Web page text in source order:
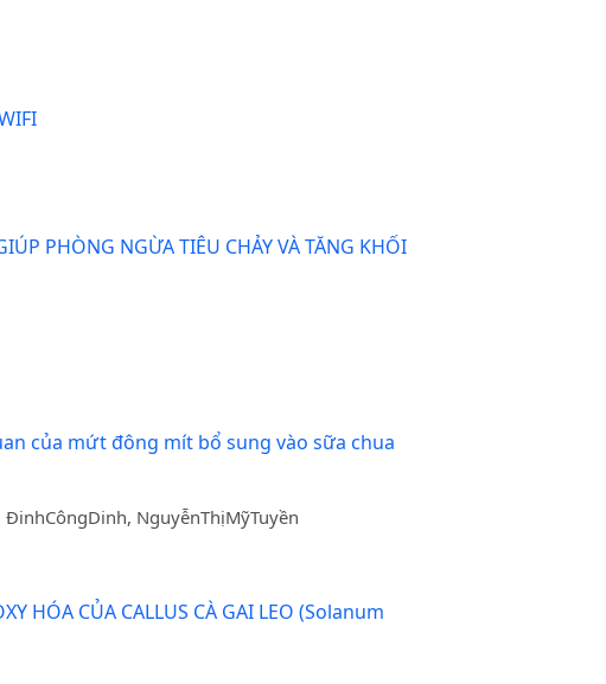
PHÒNG NGỪA TIÊU CHẢY VÀ TĂNG KHỐI
của mứt đông mít bổ sung vào sữa chua
NguyễnThịMỹTuyền
HÓA CỦA CALLUS CÀ GAI LEO (Solanum